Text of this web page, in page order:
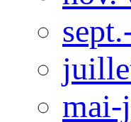
mai-